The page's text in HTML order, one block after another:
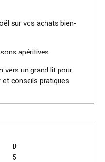
sur vos achats bien-
apéritives
vers un grand lit pour
et conseils pratiques
D
5